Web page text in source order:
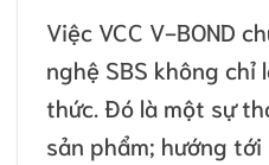
Việc VCC V-BOND
nghệ SBS không
thức. Đó là một sự
sản phẩm; hướng